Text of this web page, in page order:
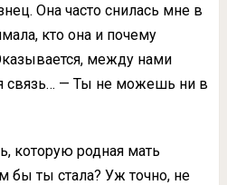
Она часто снилась мне в
кто она и почему
между нами
связь… — Ты не можешь ни в
которую родная мать
бы ты стала? Уж точно, не